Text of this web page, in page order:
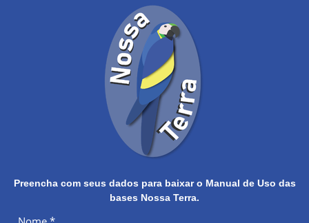
Preencha com seus dados para baixar o Manual de Uso das
bases Nossa Terra.